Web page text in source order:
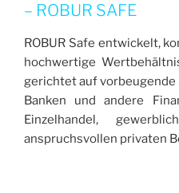
– ROBUR SAFE
ROBUR Safe entwickelt,
hochwertige
gerichtet auf
Banken und andere
Einzelhandel,
anspruchsvollen privaten